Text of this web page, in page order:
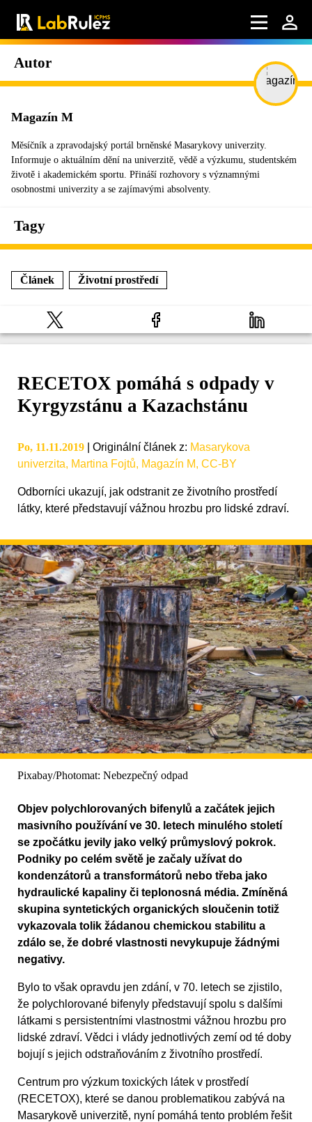
Autor
Magazín M
Měsíčník a zpravodajský portál brněnské Masarykovy univerzity.
Informuje o aktuálním dění na univerzitě, vědě a výzkumu, studentském
životě i akademickém sportu. Přináší rozhovory s významnými
osobnostmi univerzity a se zajímavými absolventy.
Tagy
Článek Životní prostředí
RECETOX pomáhá s odpady v
Kyrgyzstánu a Kazachstánu
Po, 11.11.2019 Originální článek z: Masarykova
univerzita, Martina Fojtů, Magazín M, CC-BY
Odborníci ukazují, jak odstranit ze životního prostředí
látky, které představují vážnou hrozbu pro lidské zdraví.
Pixabay/Photomat: Nebezpečný odpad
Objev polychlorovaných bifenylů a začátek jejich
masivního používání ve 30. letech minulého století
se zpočátku jevily jako velký průmyslový pokrok.
Podniky po celém světě je začaly užívat do
kondenzátorů a transformátorů nebo třeba jako
hydraulické kapaliny či teplonosná média. Zmíněná
skupina syntetických organických sloučenin totiž
vykazovala tolik žádanou chemickou stabilitu a
zdálo se, že dobré vlastnosti nevykupuje žádnými
negativy.
Bylo to však opravdu jen zdání, v 70. letech se zjistilo,
že polychlorované bifenyly představují spolu s dalšími
látkami s persistentními vlastnostmi vážnou hrozbu pro
lidské zdraví. Vědci i vlády jednotlivých zemí od té doby
bojují s jejich odstraňováním z životního prostředí.
Centrum pro výzkum toxických látek v prostředí
(RECETOX), které se danou problematikou zabývá na
Masarykově univerzitě, nyní pomáhá tento problém řešit